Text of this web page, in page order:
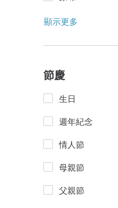
顯示更多
節慶
生日
週年紀念
情人節
母親節
父親節